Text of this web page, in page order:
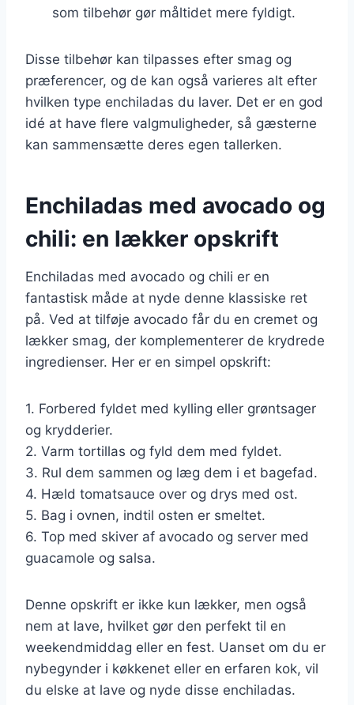
som tilbehør gør måltidet mere fyldigt.
Disse tilbehør kan tilpasses efter smag og
præferencer, og de kan også varieres alt efter
hvilken type enchiladas du laver. Det er en god
idé at have flere valgmuligheder, så gæsterne
kan sammensætte deres egen tallerken.
Enchiladas med avocado og
chili: en lækker opskrift
Enchiladas med avocado og chili er en
fantastisk måde at nyde denne klassiske ret
på. Ved at tilføje avocado får du en cremet og
lækker smag, der komplementerer de krydrede
ingredienser. Her er en simpel opskrift:
1. Forbered fyldet med kylling eller grøntsager
og krydderier.
2. Varm tortillas og fyld dem med fyldet.
3. Rul dem sammen og læg dem i et bagefad.
4. Hæld tomatsauce over og drys med ost.
5. Bag i ovnen, indtil osten er smeltet.
6. Top med skiver af avocado og server med
guacamole og salsa.
Denne opskrift er ikke kun lækker, men også
nem at lave, hvilket gør den perfekt til en
weekendmiddag eller en fest. Uanset om du er
nybegynder i køkkenet eller en erfaren kok, vil
du elske at lave og nyde disse enchiladas.